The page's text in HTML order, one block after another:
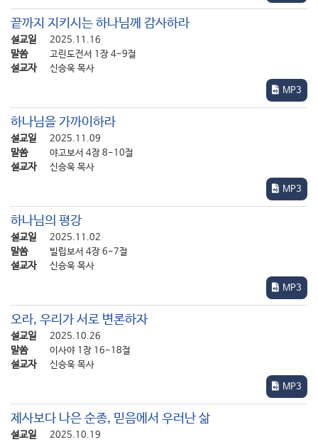
끝까지 지키시는 하나님께 감사하라
설교일 2025.11.16
말씀 고린도전서 1장 4-9절
설교자 신승욱 목사
MP3
하나님을 가까이하라
설교일 2025.11.09
말씀 야고보서 4장 8-10절
설교자 신승욱 목사
MP3
하나님의 평강
설교일 2025.11.02
말씀 빌립보서 4장 6-7절
설교자 신승욱 목사
MP3
오라, 우리가 서로 변론하자
설교일 2025.10.26
말씀 이사야 1장 16-18절
설교자 신승욱 목사
MP3
제사보다 나은 순종, 믿음에서 우러난 삶
설교일 2025.10.19